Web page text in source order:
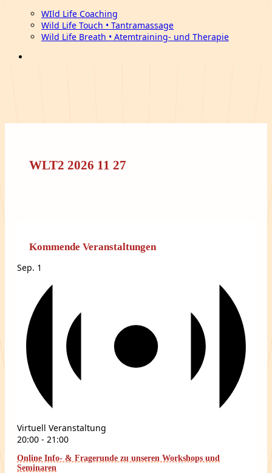
WIld Life Coaching
Wild Life Touch • Tantramassage
Wild Life Breath • Atemtraining- und Therapie
WLT2 2026 11 27
Kommende Veranstaltungen
Sep. 1
Virtuell Veranstaltung
20:00 - 21:00
Online Info- & Fragerunde zu unseren Workshops und
Seminaren